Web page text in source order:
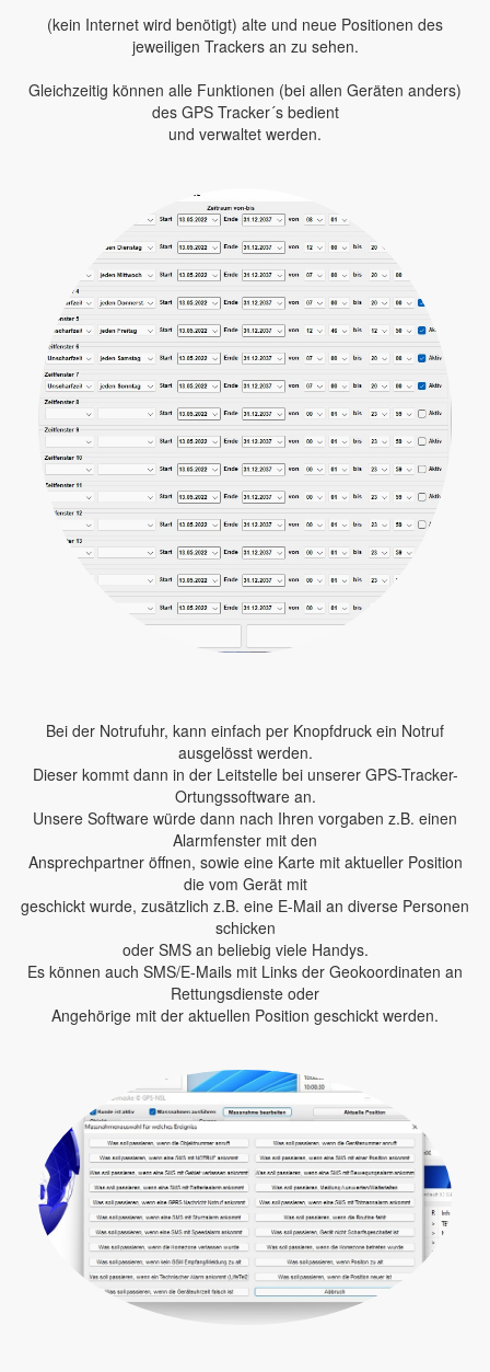
(kein Internet wird benötigt) alte und neue Positionen des
jeweiligen Trackers an zu sehen.
Gleichzeitig können alle Funktionen (bei allen Geräten anders)
des GPS Tracker´s bedient
und verwaltet werden.
Bei der Notrufuhr, kann einfach per Knopfdruck ein Notruf
ausgelösst werden.
Dieser kommt dann in der Leitstelle bei unserer GPS-Tracker-
Ortungssoftware an.
Unsere Software würde dann nach Ihren vorgaben z.B. einen
Alarmfenster mit den
Ansprechpartner öffnen, sowie eine Karte mit aktueller Position
die vom Gerät mit
geschickt wurde, zusätzlich z.B. eine E-Mail an diverse Personen
schicken
oder SMS an beliebig viele Handys.
Es können auch SMS/E-Mails mit Links der Geokoordinaten an
Rettungsdienste oder
Angehörige mit der aktuellen Position geschickt werden.